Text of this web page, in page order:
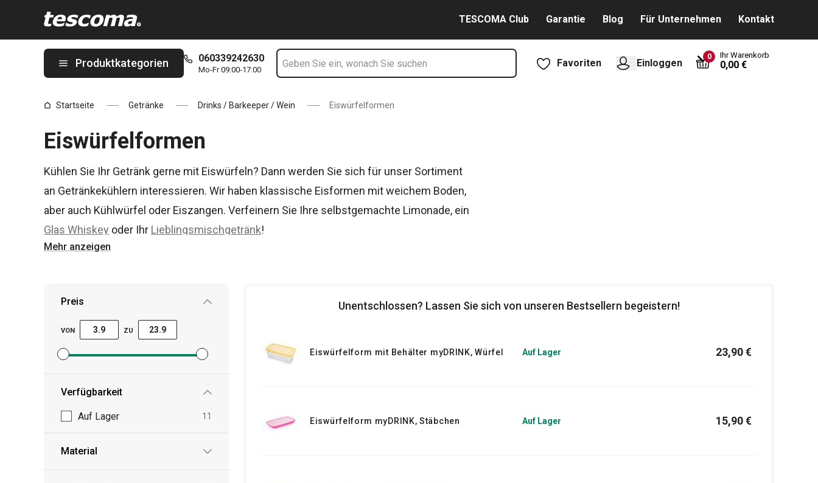
TESCOMA Club Garantie Blog Für Unternehmen Kontakt
Produktkategorien 060339242630
Mo-Fr 09:00-17:00
Favoriten Einloggen
0 Ihr Warenkorb
0,00 €
Startseite Getränke Drinks / Barkeeper / Wein Eiswürfelformen
Eiswürfelformen
Kühlen Sie Ihr Getränk gerne mit Eiswürfeln? Dann werden Sie sich für unser Sortiment
an Getränkekühlern interessieren. Wir haben klassische Eisformen mit weichem Boden,
aber auch Kühlwürfel oder Eiszangen. Verfeinern Sie Ihre selbstgemachte Limonade, ein
Glas Whiskey oder Ihr Lieblingsmischgetränk!
Mehr anzeigen
Preis
VON ZU
Mindestpreisfilter festlegen
Höchstpreisfilter festlegen
Verfügbarkeit
Auf Lager 11
Material
Unentschlossen? Lassen Sie sich von unseren Bestsellern begeistern!
Eiswürfelform mit Behälter myDRINK, Würfel Auf Lager 23,90 €
Eiswürfelform myDRINK, Stäbchen Auf Lager 15,90 €